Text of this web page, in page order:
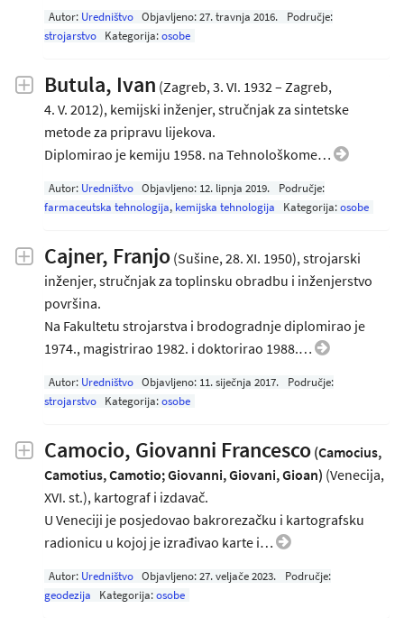
Autor: Uredništvo Objavljeno:27. travnja 2016.
Područje:
strojarstvo
Kategorija:osobe
Butula, Ivan (Zagreb, 3. VI. 1932 – Zagreb,
4. V. 2012), kemijski inženjer, stručnjak za sintetske
metode za pripravu lijekova.
Diplomirao je kemiju 1958. na Tehnološkome…
Autor: Uredništvo Objavljeno: 12. lipnja 2019.
Područje:
farmaceutska tehnologija, kemijska tehnologija Kategorija:osobe
Cajner, Franjo (Sušine, 28. XI. 1950), strojarski
inženjer, stručnjak za toplinsku obradbu i inženjerstvo
površina.
Na Fakultetu strojarstva i brodogradnje diplomirao je
1974., magistrirao 1982. i doktorirao 1988.…
Autor: Uredništvo Objavljeno: 11. siječnja 2017.
Područje:
strojarstvo
Kategorija:osobe
Camocio, Giovanni Francesco (Camocius,
Camotius, Camotio; Giovanni, Giovani, Gioan) (Venecija,
XVI. st.), kartograf i izdavač.
U Veneciji je posjedovao bakrorezačku i kartografsku
radionicu u kojoj je izrađivao karte i…
Autor: Uredništvo Objavljeno:27. veljače 2023.
Područje:
geodezija
Kategorija:osobe